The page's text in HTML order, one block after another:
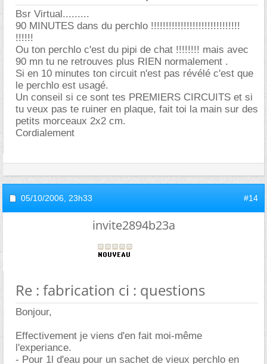
Bsr Virtual.........
90 MINUTES dans du perchlo !!!!!!!!!!!!!!!!!!!!!!!!!!!!!!
!!!!!!
Ou ton perchlo c'est du pipi de chat !!!!!!!! mais avec
90 mn tu ne retrouves plus RIEN normalement .
Si en 10 minutes ton circuit n'est pas révélé c'est que
le perchlo est usagé.
Un conseil si ce sont tes PREMIERS CIRCUITS et si
tu veux pas te ruiner en plaque, fait toi la main sur des
petits morceaux 2x2 cm.
Cordialement
05/10/2006, 23h33 #14
invite2894b23a
Re : fabrication ci : questions
Bonjour,
Effectivement je viens d'en fait moi-même
l'experiance.
- Pour 1l d'eau pour un sachet de vieux perchlo en